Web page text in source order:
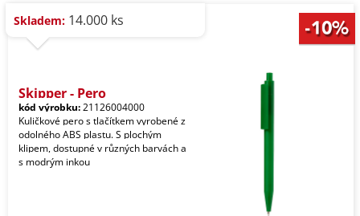
Skladem: 14.000 ks
Skipper - Pero
kód výrobku:21126004000
Kuličkové pero s tlačítkem vyrobené z
odolného ABS plastu. S plochým
klipem, dostupné v různých barvách a
s modrým inkou